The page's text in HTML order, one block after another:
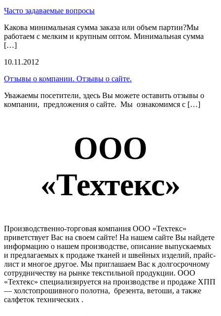
Часто задаваемые вопросы
Какова минимальная сумма заказа или объем партии?Мы
работаем с мелким и крупным оптом. Минимальная сумма
[…]
10.11.2012
Отзывы о компании. Отзывы о сайте.
Уважаемы посетители, здесь Вы можете оставить отзывы о
компании, предложения о сайте. Мы ознакомимся с […]
ООО
«Техтекс»
Производственно-торговая компания ООО «Техтекс»
приветствует Вас на своем сайте! На нашем сайте Вы найдете
информацию о нашем производстве, описание выпускаемых
и предлагаемых к продаже тканей и швейных изделий, прайс-
лист и многое другое. Мы приглашаем Вас к долгосрочному
сотрудничеству на рынке текстильной продукции. ООО
«Техтекс» специализируется на производстве и продаже ХПП
— холстопрошивного полотна, брезента, ветоши, а также
салфеток технических .